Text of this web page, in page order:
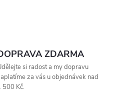
ZDARMA
si radost a my dopravu
za vás u objednávek nad
500 Kč.